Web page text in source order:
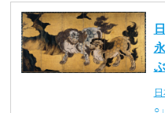
ぶ
○